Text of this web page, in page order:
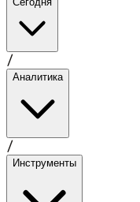
/
Аналитика
/
Инструменты